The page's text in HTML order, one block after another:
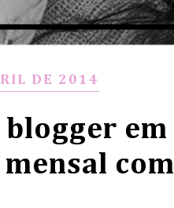
DE 2014
em
com